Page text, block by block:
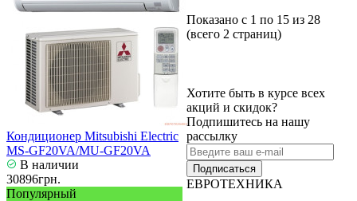
Кондиционер Mitsubishi Electric
MS-GF20VA/MU-GF20VA
В наличии
30896грн.
Популярный
Показано с 1 по 15 из 28
(всего 2 страниц)
Хотите быть в курсе всех
акций и скидок?
Подпишитесь на нашу
рассылку
Подписаться
ЕВРОТЕХНИКА